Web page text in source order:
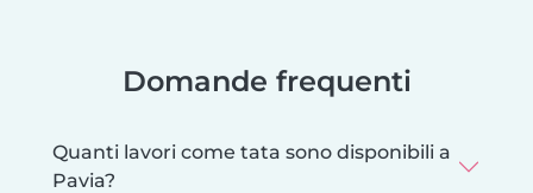
Domande frequenti
Quanti lavori come tata sono disponibili a
Pavia?